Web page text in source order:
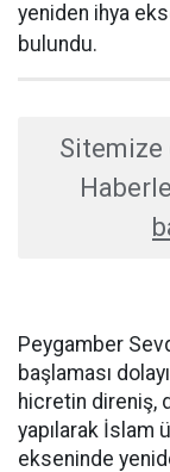
yeniden ihya
bulundu.
Peygamber
başlaması
hicretin direniş,
yapılarak İslam
ekseninde